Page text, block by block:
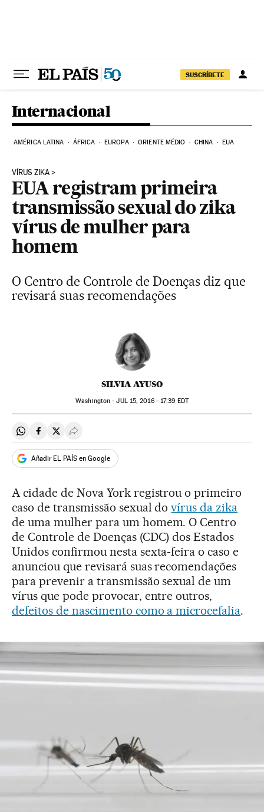
SUSCRÍBETE
Internacional
AMÉRICA LATINA ÁFRICA EUROPA ORIENTE MÉDIO CHINA EUA
VÍRUS ZIKA
EUA registram primeira
transmissão sexual do zika
vírus de mulher para
homem
O Centro de Controle de Doenças diz que
revisará suas recomendações
SILVIA AYUSO
Washington -JUL15, 2016 - 17:39 EDT
Compartir en Whatsapp
Compartir en Facebook
Compartir en Twitter
Desplegar Redes Sociales
Añadir EL PAÍS en Google
A cidade de Nova York registrou o primeiro
caso de transmissão sexual dovírus da zika
de uma mulher para um homem. O Centro
de Controle de Doenças (CDC) dos Estados
Unidos confirmou nesta sexta-feira o caso e
anunciou que revisará suas recomendações
para prevenir a transmissão sexual de um
vírus que pode provocar, entre outros,
defeitos de nascimento como a microcefalia.